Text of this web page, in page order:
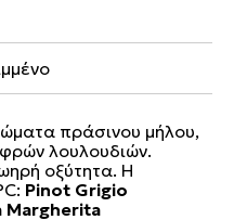
πράσινου μήλου,
λουλουδιών.
οξύτητα. Η
Pinot Grigio
Margherita